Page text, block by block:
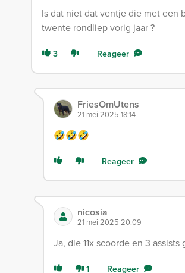
Is dat niet dat ventje die met een
twente rondliep vorig jaar ?
3 Reageer
FriesOmUtens
21 mei 2025 18:14
🤣🤣🤣
Reageer
nicosia
21 mei 2025 20:09
Ja, die 11x scoorde en 3
1 Reageer